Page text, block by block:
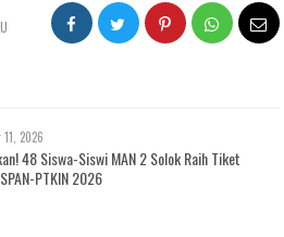
11, 2026
48 Siswa-Siswi MAN 2 Solok Raih Tiket
PTKIN 2026